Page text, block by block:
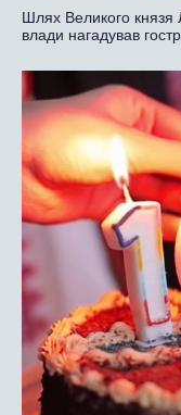
Шлях Великого князя
влади нагадував